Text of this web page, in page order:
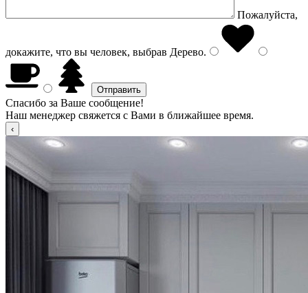
Пожалуйста,
докажите, что вы человек, выбрав Дерево.
Спасибо за Ваше сообщение!
Наш менеджер свяжется с Вами в ближайшее время.